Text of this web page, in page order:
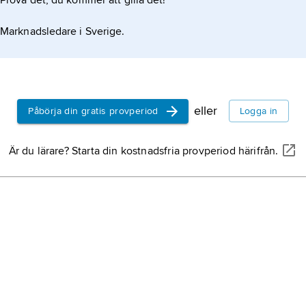
Marknadsledare i Sverige.
Påbörja din gratis provperiod eller Logga in
Är du lärare? Starta din kostnadsfria provperiod härifrån.